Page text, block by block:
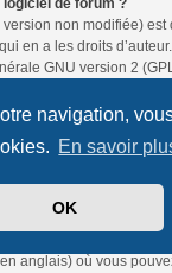
navigation,
En savoir
OK
logiciel de forum ?
non modifiée) est
en a les droits
GNU version 2
(en anglais).
et mis sous
fonctionnalité nécessite
anglais) où vous